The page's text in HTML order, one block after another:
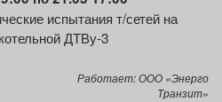
испытания т/сетей на
ДТВу-3
Работает: ООО «Энерго
Транзит»